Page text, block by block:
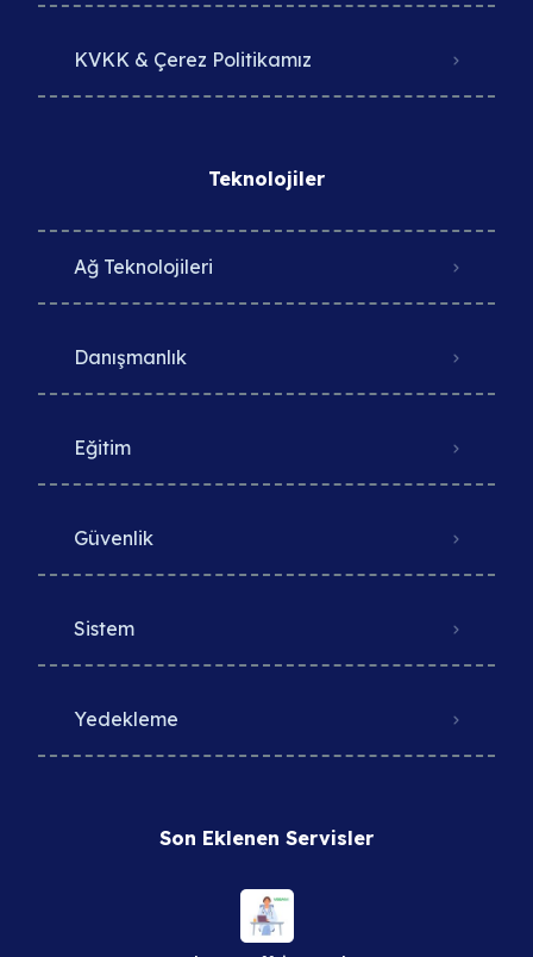
KVKK & Çerez Politikamız
Teknolojiler
Ağ Teknolojileri
Danışmanlık
Eğitim
Güvenlik
Sistem
Yedekleme
Son Eklenen Servisler